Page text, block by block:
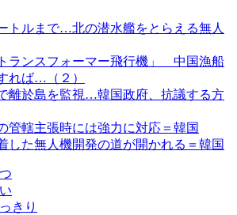
トルまで…北の潜水艦をとらえる無人
ランスフォーマー飛行機」 中国漁船
れば…（２）
離於島を監視…韓国政府、抗議する方
管轄主張時には強力に対応＝韓国
した無人機開発の道が開かれる＝韓国
きり